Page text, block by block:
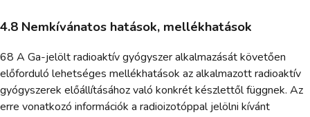
4.8 Nemkívánatos hatások, mellékhatások
68 A Ga-jelölt radioaktív gyógyszer alkalmazását követően
előforduló lehetséges mellékhatások az alkalmazott radioaktív
gyógyszerek előállításához való konkrét készlettől függnek. Az
erre vonatkozó információk a radioizotóppal jelölni kívánt